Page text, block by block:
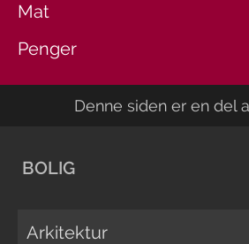
Mat
Penger
Denne siden er en del
BOLIG
Arkitektur